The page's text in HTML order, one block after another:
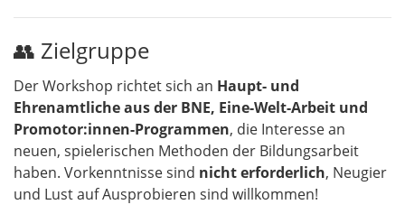
👥 Zielgruppe
Der Workshop richtet sich an Haupt- und
Ehrenamtliche aus der BNE, Eine-Welt-Arbeit und
Promotor:innen-Programmen, die Interesse an
neuen, spielerischen Methoden der Bildungsarbeit
haben. Vorkenntnisse sind nicht erforderlich, Neugier
und Lust auf Ausprobieren sind willkommen!